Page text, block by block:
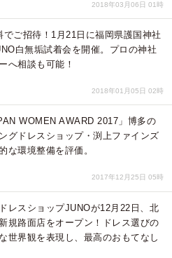
2018年03月06日 01時
でご招待！1月21日に福岡県護国神社
白無垢試着会を開催。プロの神社
へ相談も可能！
2018年01月05日 02時
WOMEN AWARD 2017」博多の
グドレスショップ・渕上ファインズ
な環境整備を評価。
2017年12月25日 05時
レスショップJUNOが12月22日、北
規路面店をオープン！ドレス選びの
世界観を表現し、最高のおもてなし